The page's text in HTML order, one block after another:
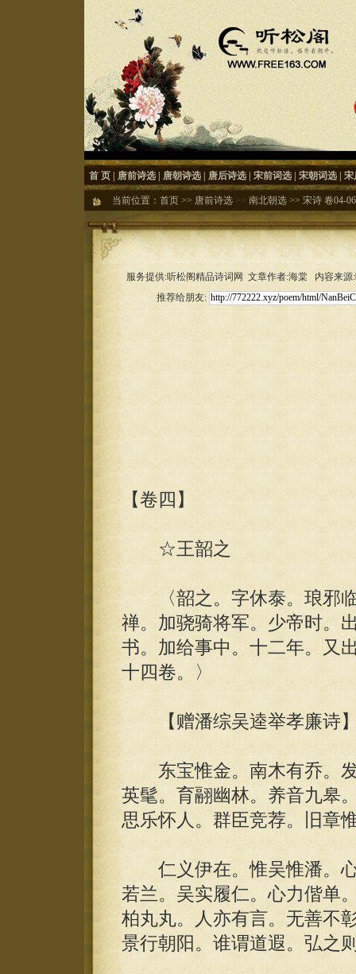
首 页 唐前诗选 唐朝诗选 唐后诗选 宋前词选 宋朝词选 宋
当前位置： 首页 >> 唐前诗选 >> 南北朝选 >> 宋诗 卷04-06
服务提供:听松阁精品诗词网 文章作者:海棠 内容来
推荐给朋友:
【卷四】
☆王韶之
〈韶之。字休泰。琅邪临
禅。加骁骑将军。少帝时。
书。加给事中。十二年。又
十四卷。〉
【赠潘综吴逵举孝廉诗
东宝惟金。南木有乔。发
英髦。育翮幽林。养音九皋
思乐怀人。群臣竞荐。旧章
仁义伊在。惟吴惟潘。心
若兰。吴实履仁。心力偕单
柏丸丸。人亦有言。无善不
景行朝阳。谁谓道遐。弘之